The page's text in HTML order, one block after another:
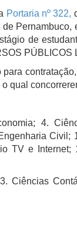
Portaria nº 322,
Pernambuco,
de
PÚBLICOS
qual
4.
Civil;
TV e Internet;
Ciências